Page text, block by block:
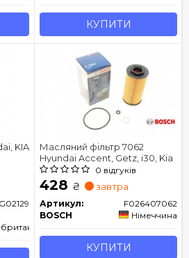
КУПИТИ
KIA
Масляний фільтр 7062
Hyundai Accent, Getz, i30, Kia
0 відгуків
428 ₴ завтра
Артикул:
F026407062
BOSCH
Німеччина
КУПИТИ